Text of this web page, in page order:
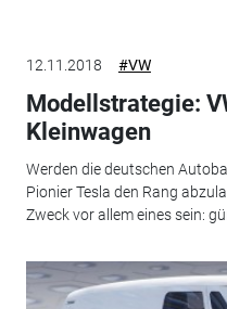
12.11.2018 #VW
Modellstrategie:
Kleinwagen
Werden die deutschen
Pionier Tesla den Rang
Zweck vor allem eines sein: